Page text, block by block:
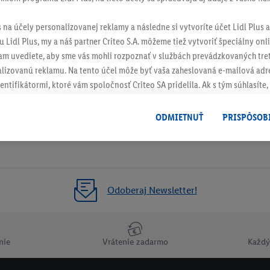
Odoberaj Newsletter!
Vrátenie zadarmo
účely personalizovanej reklamy a následne si vytvoríte účet Lidl Plus
Lidl Plus, my a náš partner Criteo S.A. môžeme tiež vytvoriť špeciálny
uvediete, aby sme vás mohli rozpoznať v službách prevádzkovaných
reklamu. Na tento účel môže byť vaša zaheslovaná e-mailová
ktoré vám spoločnosť Criteo SA pridelila. Ak s tým súhlasíte,
nie jeho zakúpením), sa môžu zobrazovať aj na rôznych zariadeniach a
možno priradiť niekoľko koncových zariadení alebo používanie viacerých
e-mailovej adresy a prípadne ďalších identifikátorov/
" môžete povoliť iba používanie potrebných technológií.
práve kedykoľvek odvolať súhlas s účinnosťou do budúcnosti
.
ODMIETNUŤ